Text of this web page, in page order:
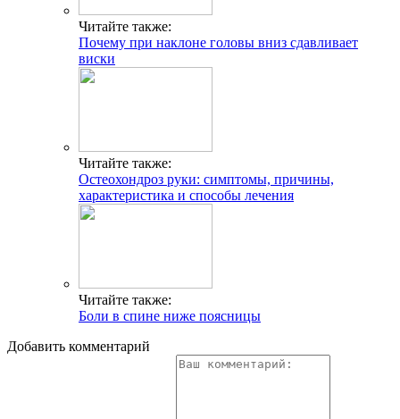
Читайте также:
Почему при наклоне головы вниз сдавливает
виски
Читайте также:
Остеохондроз руки: симптомы, причины,
характеристика и способы лечения
Читайте также:
Боли в спине ниже поясницы
Добавить комментарий